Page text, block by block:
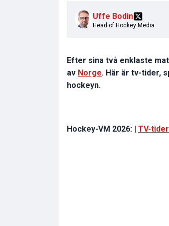
Uffe Bodin
Head of Hockey Media
Efter sina två enklaste
av Norge. Här är tv-tider,
hockeyn.
Hockey-VM 2026: | TV-tider